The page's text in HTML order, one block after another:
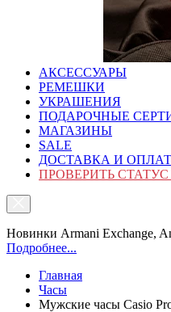
АКСЕССУАРЫ
РЕМЕШКИ
УКРАШЕНИЯ
ПОДАРОЧНЫЕ
МАГАЗИНЫ
SALE
ДОСТАВКА И
ПРОВЕРИТЬ СТАТУС
Новинки Armani Exchange,
Подробнее...
Главная
Часы
Мужские часы Casio